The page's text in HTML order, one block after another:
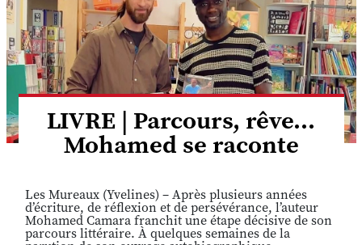
LIVRE | Parcours, rêve...
Mohamed se raconte
Les Mureaux (Yvelines) – Après plusieurs années
d’écriture, de réflexion et de persévérance, l’auteur
Mohamed Camara franchit une étape décisive de son
parcours littéraire. À quelques semaines de la